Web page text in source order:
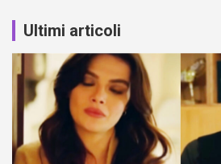
Ultimi articoli